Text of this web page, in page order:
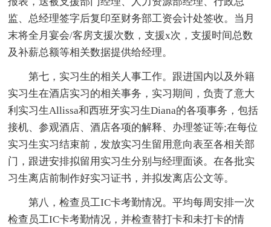
监、总经理签字后复印至财务部工资会计处签收。当月
末将全月宴会/客房支援次数，支援x次，支援时间总数
及补薪总额等相关数据提供给经理。
第七，实习生的相关人事工作。跟进国内以及外籍
实习生在酒店实习的相关事务，实习期间，负责了意大
利实习生Allissa和西班牙实习生Diana的各项事务，包括
接机、参观酒店、酒店各项的解释、办理签证等;在每位
实习生实习结束前，发放实习生留用意向表至各相关部
门，跟进安排拟留用实习生分别与经理面谈。在各批实
习生离店前制作好实习证书，并拟发离店公文等。
第八，检查员工IC卡考勤情况。平均每周安排一次
检查员工IC卡考勤情况，并检查替打卡和未打卡的情